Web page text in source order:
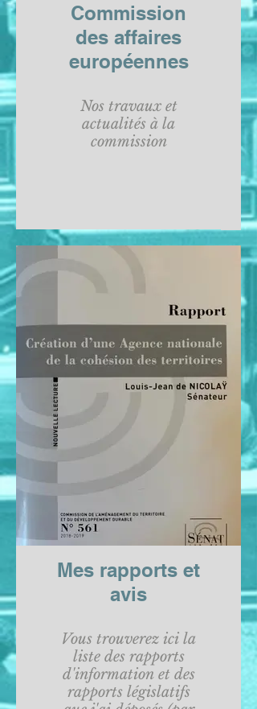
Commission
des affaires
européennes
Nos travaux et
actualités à la
commission
Mes rapports et
avis
Vous trouverez ici la
liste des rapports
d'information et des
rapports législatifs